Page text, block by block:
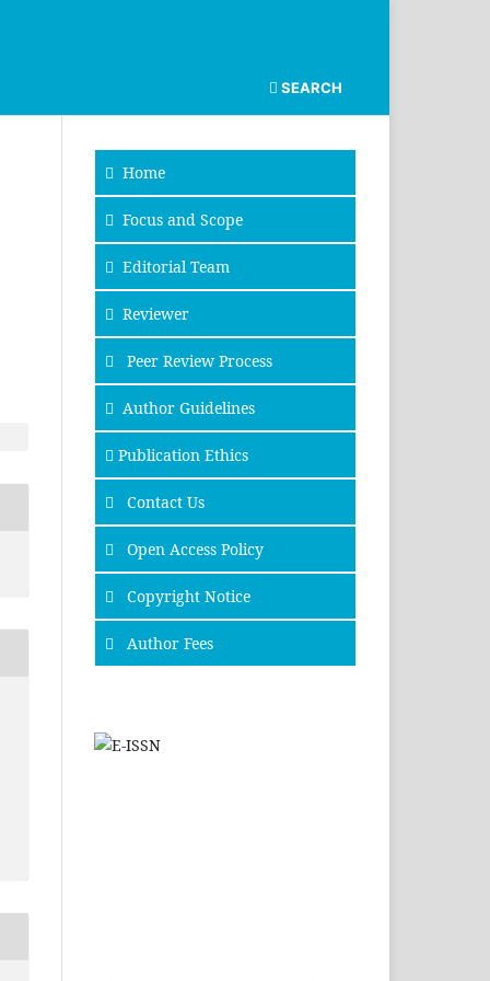
SEARCH
Home
Focus and Scope
Editorial Team
Reviewer
Peer Review Process
Author Guidelines
Publication Ethics
Contact Us
Open Access Policy
Copyright Notice
Author Fees